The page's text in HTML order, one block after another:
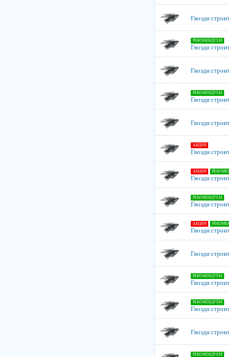
Гвозди
РЕКОМЕНДУЕМ
Гвозди
Гвозди
РЕКОМЕНДУЕМ
Гвозди
Гвозди
АКЦИЯ
Гвозди
АКЦИЯ
Гвозди
РЕКОМЕНДУЕМ
Гвозди
АКЦИЯ
Гвозди
Гвозди
РЕКОМЕНДУЕМ
Гвозди
РЕКОМЕНДУЕМ
Гвозди
Гвозди
РЕКОМЕНДУЕМ